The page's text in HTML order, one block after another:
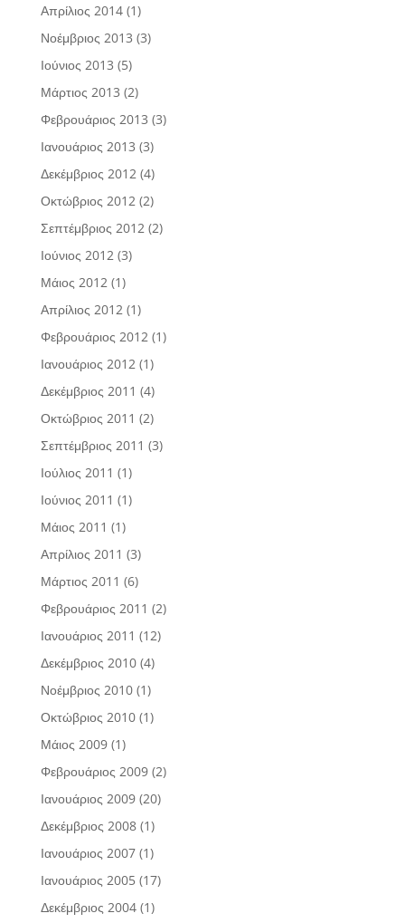
Απρίλιος 2014(1)
Νοέμβριος 2013 (3)
Ιούνιος 2013 (5)
Μάρτιος 2013 (2)
Φεβρουάριος 2013 (3)
Ιανουάριος 2013 (3)
Δεκέμβριος 2012 (4)
Οκτώβριος 2012 (2)
Σεπτέμβριος 2012 (2)
Ιούνιος 2012 (3)
Μάιος 2012 (1)
Απρίλιος 2012 (1)
Φεβρουάριος 2012 (1)
Ιανουάριος 2012 (1)
Δεκέμβριος 2011 (4)
Οκτώβριος 2011 (2)
Σεπτέμβριος 2011 (3)
Ιούλιος 2011 (1)
Ιούνιος 2011 (1)
Μάιος 2011 (1)
Απρίλιος 2011 (3)
Μάρτιος 2011 (6)
Φεβρουάριος 2011 (2)
Ιανουάριος 2011 (12)
Δεκέμβριος 2010(4)
Νοέμβριος 2010(1)
Οκτώβριος 2010(1)
Μάιος 2009(1)
Φεβρουάριος 2009(2)
Ιανουάριος 2009(20)
Δεκέμβριος 2008(1)
Ιανουάριος 2007(1)
Ιανουάριος 2005(17)
Δεκέμβριος 2004(1)